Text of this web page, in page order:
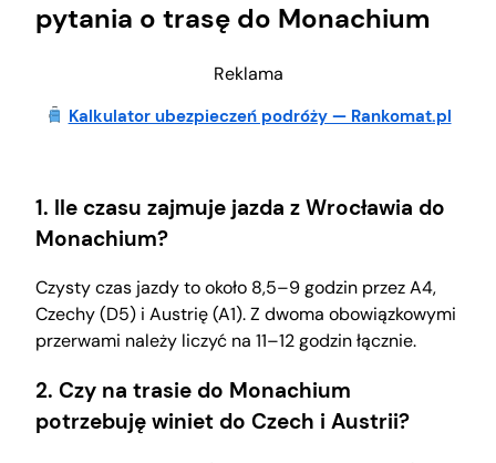
pytania o trasę do Monachium
Reklama
Kalkulator ubezpieczeń podróży — Rankomat.pl
1. Ile czasu zajmuje jazda z Wrocławia do
Monachium?
Czysty czas jazdy to około 8,5–9 godzin przez A4,
Czechy (D5) i Austrię (A1). Z dwoma obowiązkowymi
przerwami należy liczyć na 11–12 godzin łącznie.
2. Czy na trasie do Monachium
potrzebuję winiet do Czech i Austrii?